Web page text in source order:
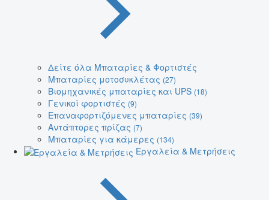
Δείτε όλα Μπαταρίες & Φορτιστές
Μπαταρίες μοτοσυκλέτας (27)
Βιομηχανικές μπαταρίες και UPS (18)
Γενικοί φορτιστές (9)
Επαναφορτιζόμενες μπαταρίες (39)
Αντάπτορες πρίζας (7)
Μπαταρίες για κάμερες (134)
Εργαλεία & Μετρήσεις